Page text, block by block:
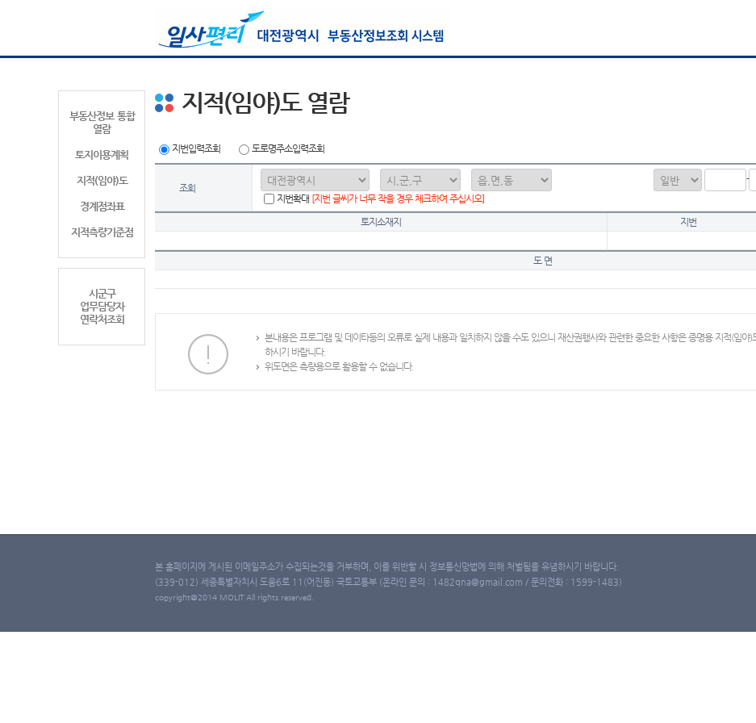
부동산정보 통합
열람
토지이용계획
지적(임야)도
경계점좌표
지적측량기준점
시군구
업무담당자
연락처조회
지적(임야)도 열람
지번입력조회 도로명주소입력조회
조회
-
지번확대 [지번 글씨가 너무 작을 경우 체크하여 주십시오]
토지소재지 지번
도 면
본내용은 프로그램 및 데이타등의 오류로 실제 내용과 일치하지 않을 수도 있으니 재산권행사와 관련한 중요한 사항은 증명용 지적(임야
하시기 바랍니다.
위도면은 측량용으로 활용할 수 없습니다.
본 홈페이지에 게시된 이메일주소가 수집되는것을 거부하며, 이를 위반할 시 정보통신망법에 의해 처벌됨을 유념하시기 바랍니다.
(339-012) 세종특별자치시 도움6로 11(어진동) 국토교통부 (온라인 문의 : 1482qna@gmail.com / 문의전화 : 1599-1483)
copyright@2014 MOLIT All rights reserved.